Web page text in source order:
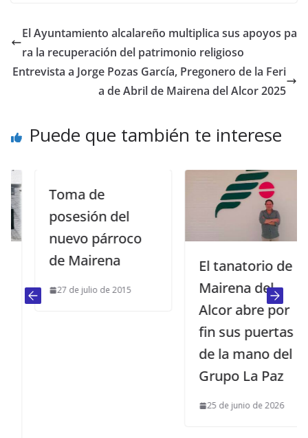
El Ayuntamiento alcalareño multiplica sus apoyos pa
ra la recuperación del patrimonio religioso
Entrevista a Jorge Pozas García, Pregonero de la Feri
a de Abril de Mairena del Alcor 2025
Puede que también te interese
Toma de
posesión del
nuevo párroco
de Mairena
27 de julio de 2015
El tanatorio de
Mairena del
Alcor abre por
fin sus puertas
de la mano del
Grupo La Paz
25 de junio de 2026